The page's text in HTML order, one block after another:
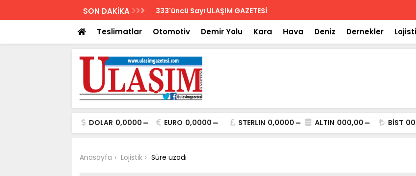
SON DAKİKA Biletler 12 saatte iade
Teslimatlar Otomotiv Demir Yolu Kara Hava Deniz Dernekler
DOLAR 0,0000 EURO 0,0000 STERLIN 0,0000 ALTIN 000,00 BİST
Anasayfa Lojistik Süre uzadı